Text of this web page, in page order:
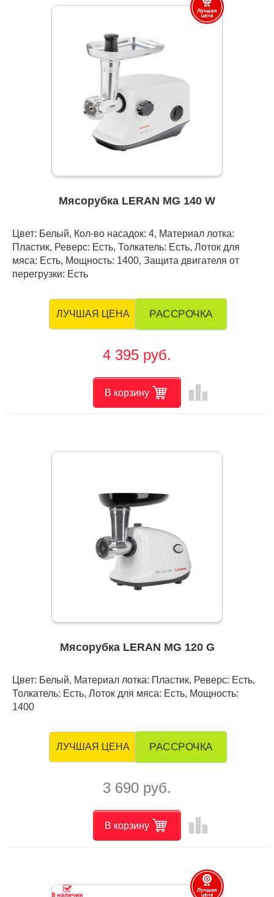
Мясорубка LERAN MG 140 W
Цвет: Белый, Кол-во насадок: 4, Материал лотка:
Пластик, Реверс: Есть, Толкатель: Есть, Лоток для
мяса: Есть, Мощность: 1400, Защита двигателя от
перегрузки: Есть
ЛУЧШАЯ ЦЕНА РАССРОЧКА
4 395 руб.
В корзину leaderboard
Мясорубка LERAN MG 120 G
Цвет: Белый, Материал лотка: Пластик, Реверс: Есть,
Толкатель: Есть, Лоток для мяса: Есть, Мощность:
1400
ЛУЧШАЯ ЦЕНА РАССРОЧКА
3 690 руб.
В корзину leaderboard